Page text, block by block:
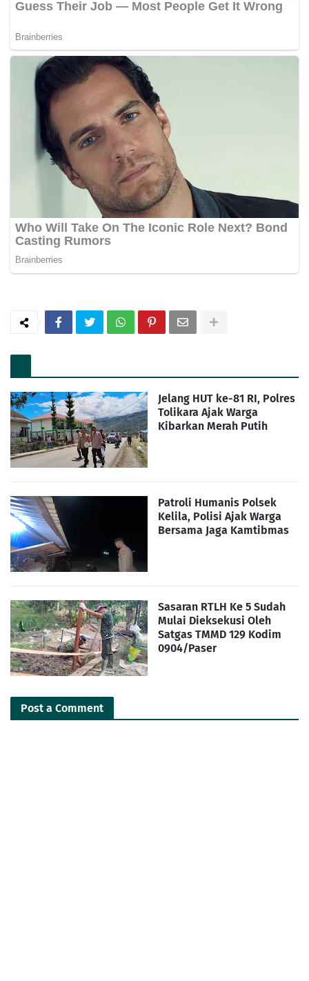
Jelang HUT ke-81 RI, Polres
Tolikara Ajak Warga
Kibarkan Merah Putih
Patroli Humanis Polsek
Kelila, Polisi Ajak Warga
Bersama Jaga Kamtibmas
Sasaran RTLH Ke 5 Sudah
Mulai Dieksekusi Oleh
Satgas TMMD 129 Kodim
0904/Paser
Post a Comment